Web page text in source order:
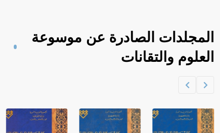
المجلدات الصادرة عن موسوعة
العلوم والتقانات